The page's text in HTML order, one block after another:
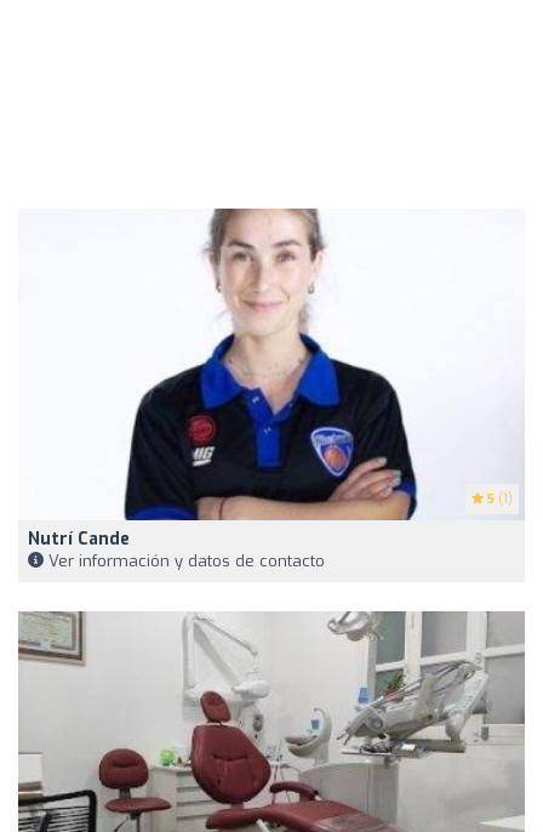
5 (1)
Nutrí Cande
Ver información y datos de contacto